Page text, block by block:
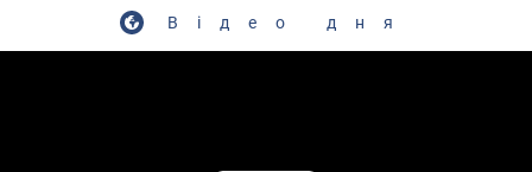
Відео дня